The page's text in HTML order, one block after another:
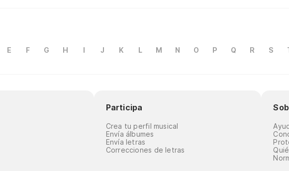
E F G H I J K L M N O P Q R S
Participa
Crea tu perfil musical
Envía álbumes
Envía letras
Correcciones de letras